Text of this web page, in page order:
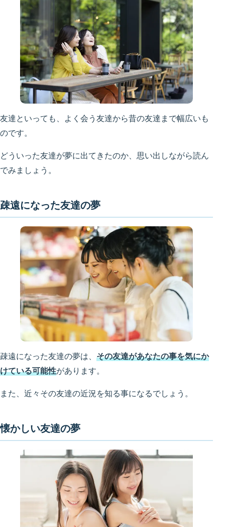
友達といっても、よく会う友達から昔の友達まで幅広いも
のです。
どういった友達が夢に出てきたのか、思い出しながら読ん
でみましょう。
疎遠になった友達の夢
疎遠になった友達の夢は、 その友達があなたの事を気にか
けている可能性があります。
また、近々その友達の近況を知る事になるでしょう。
懐かしい友達の夢